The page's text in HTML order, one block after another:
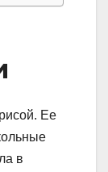
Ее
в